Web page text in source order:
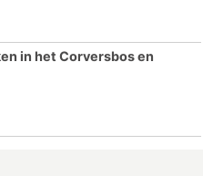
in het Corversbos en